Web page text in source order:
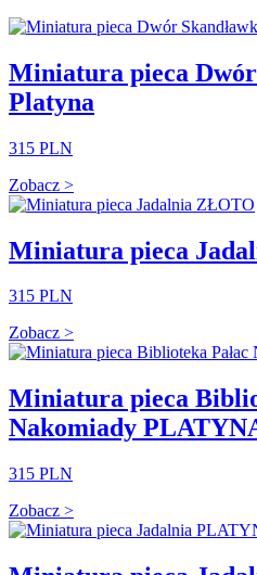
Miniatura pieca Dwór
Platyna
315 PLN
Zobacz >
Miniatura pieca
315 PLN
Zobacz >
Miniatura pieca
Nakomiady
315 PLN
Zobacz >